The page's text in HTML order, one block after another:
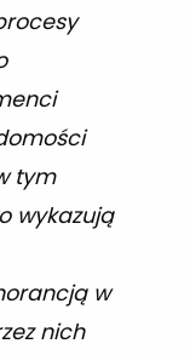
tym
wykazują
w
nich